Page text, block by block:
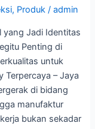
, Produk /admin
yang Jadi Identitas
Penting di
untuk
Terpercaya – Jaya
di bidang
manufaktur
bukan sekadar